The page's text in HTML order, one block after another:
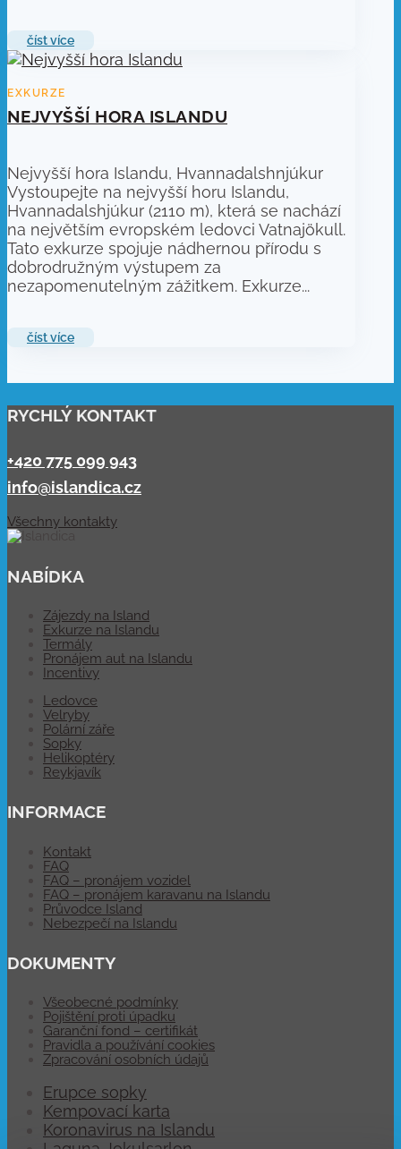
číst více
NEJVYŠŠÍ HORA ISLANDU
Nejvyšší hora Islandu, Hvannadalshnjúkur
Vystoupejte na nejvyšší horu Islandu,
Hvannadalshjúkur (2110 m), která se nachází
na největším evropském ledovci Vatnajökull.
Tato exkurze spojuje nádhernou přírodu s
dobrodružným výstupem za
nezapomenutelným zážitkem. Exkurze...
číst více
RYCHLÝ KONTAKT
+420 775 099 943
info@islandica.cz
Všechny kontakty
NABÍDKA
Zájezdy na Island
Exkurze na Islandu
Termály
Pronájem aut na Islandu
Incentivy
Ledovce
Velryby
Polární záře
Sopky
Helikoptéry
Reykjavík
INFORMACE
Kontakt
FAQ
FAQ – pronájem vozidel
FAQ – pronájem karavanu na Islandu
Průvodce Island
Nebezpečí na Islandu
DOKUMENTY
Všeobecné podmínky
Pojištění proti úpadku
Garanční fond – certifikát
Pravidla a používání cookies
Zpracování osobních údajů
Erupce sopky
Kempovací karta
Koronavirus na Islandu